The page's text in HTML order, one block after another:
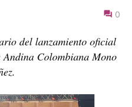
0
del lanzamiento oficial
Colombiana Mono